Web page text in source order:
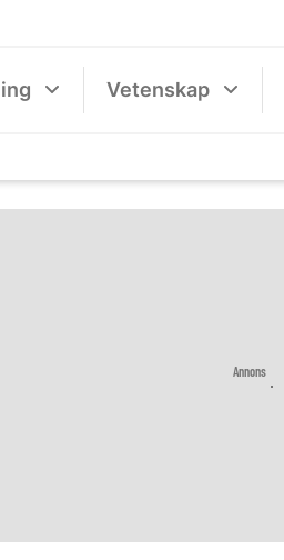
Vetenskap
Annons